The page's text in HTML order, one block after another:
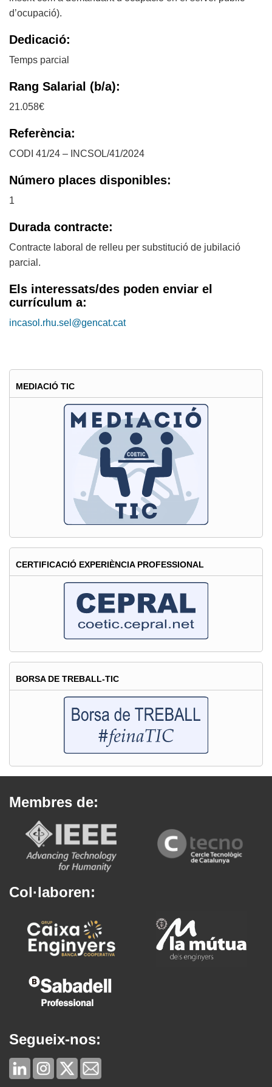
d’ocupació).
Dedicació:
Temps parcial
Rang Salarial (b/a):
21.058€
Referència:
CODI 41/24 – INCSOL/41/2024
Número places disponibles:
1
Durada contracte:
Contracte laboral de relleu per substitució de jubilació
parcial.
Els interessats/des poden enviar el
currículum a:
incasol.rhu.sel@gencat.cat
MEDIACIÓ TIC
CERTIFICACIÓ EXPERIÈNCIA PROFESSIONAL
BORSA DE TREBALL-TIC
Membres de:
Col·laboren:
Segueix-nos: